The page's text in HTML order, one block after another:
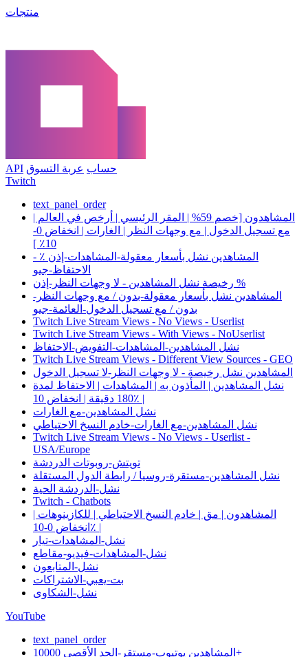
منتجات
API حساب عربة التسوق
Twitch
text_panel_order
المشاهدون [خصم 59% | المقر الرئيسي | أرخص في العالم |
مع تسجيل الدخول | مع وجهات النظر | الغارات | انخفاض 0-
10٪ ]
المشاهدين نشل بأسعار معقولة-المشاهدات-إذن ٪ -
الاحتفاظ-جيو
رخيصة نشل المشاهدين - لا وجهات النظر-إذن %
المشاهدين نشل بأسعار معقولة-بدون / مع وجهات النظر-
بدون / مع تسجيل الدخول-العائمة-جيو
Twitch Live Stream Views - No Views - Userlist
Twitch Live Stream Views - With Views - NoUserlist
نشل المشاهدين-المشاهدات-التفويض-الاحتفاظ
Twitch Live Stream Views - Different View Sources - GEO
المشاهدين نشل رخيصة - لا وجهات النظر-لا تسجيل الدخول
نشل المشاهدين | المأذون به | المشاهدات | الاحتفاظ لمدة
180 دقيقة | انخفاض 10٪ |
نشل المشاهدين-مع الغارات
نشل المشاهدين-مع الغارات-خادم النسخ الاحتياطي
Twitch Live Stream Views - No Views - Userlist -
USA/Europe
تويتش-روبوتات الدردشة
نشل المشاهدين-مستقرة-روسيا / رابطة الدول المستقلة
نشل-الدردشة الحية
Twitch - Chatbots
المشاهدون | مق | خادم النسخ الاحتياطي | للكازينوهات |
انخفاض 0-10٪ |
نشل-المشاهدات-تيار
نشل-المشاهدات-فيديو-مقاطع
نشل-المتابعون
بت-يعبي-الاشتراكات
نشل-الشكاوى
YouTube
text_panel_order
المشاهدين يوتيوب-مستقر-الحد الأقصى 10000+